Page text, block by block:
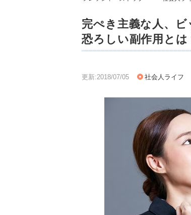
完ぺき主義な人、
恐ろしい副作用とは
更新:2018/07/05 社会人ライフ